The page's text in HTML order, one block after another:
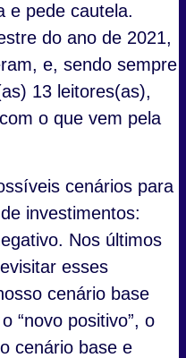
e pede cautela.
do ano de 2021,
e, sendo sempre
13 leitores(as),
o que vem pela
cenários para
investimentos:
Nos últimos
esses
cenário base
“novo positivo”, o
cenário base e